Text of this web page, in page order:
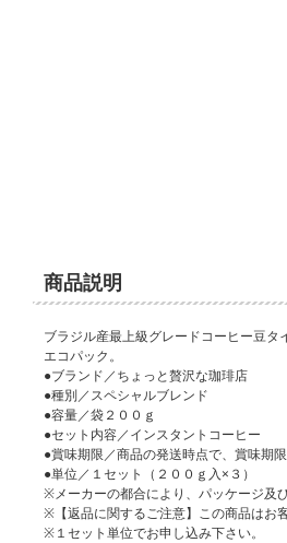
商品説明
ブラジル産最上級グレードコーヒー豆
エコパック。
●ブランド／ちょっと贅沢な珈琲店
●種別／スペシャルブレンド
●容量／袋２００ｇ
●セット内容／インスタントコーヒー
●賞味期限／商品の発送時点で、賞味期
●単位／１セット（２００ｇ入×３）
※メーカーの都合により、パッケージ及
※【返品に関するご注意】この商品はお
※１セット単位でお申し込み下さい。